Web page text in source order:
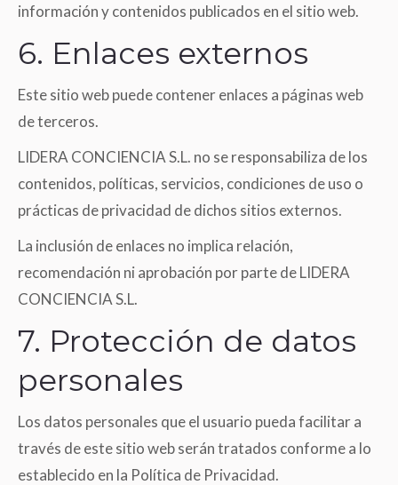
información y contenidos publicados en el sitio web.
6. Enlaces externos
Este sitio web puede contener enlaces a páginas web
de terceros.
LIDERA CONCIENCIA S.L. no se responsabiliza de los
contenidos, políticas, servicios, condiciones de uso o
prácticas de privacidad de dichos sitios externos.
La inclusión de enlaces no implica relación,
recomendación ni aprobación por parte de LIDERA
CONCIENCIA S.L.
7. Protección de datos
personales
Los datos personales que el usuario pueda facilitar a
través de este sitio web serán tratados conforme a lo
establecido en la Política de Privacidad.